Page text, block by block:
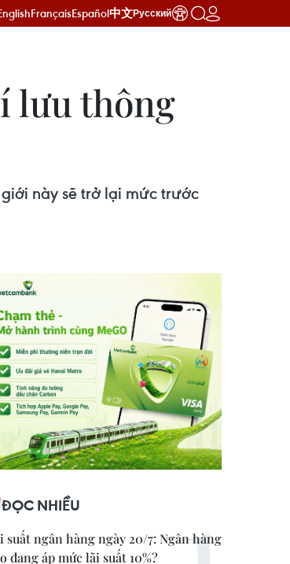
FrançaisEspañol中文Русский
lưu thông
này sẽ trở lại mức trước
ĐỌC NHIỀU
suất ngân hàng ngày 20/7: Ngân hàng
đang áp mức lãi suất 10%?